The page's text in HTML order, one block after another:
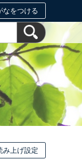
なをつける
み上げ設定